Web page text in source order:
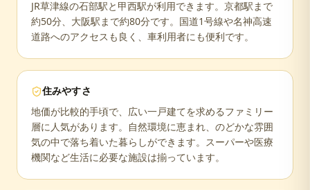
JR草津線の石部駅と甲西駅が利用できます。京都駅まで
約50分、大阪駅まで約80分です。国道1号線や名神高速
道路へのアクセスも良く、車利用者にも便利です。
住みやすさ
地価が比較的手頃で、広い一戸建てを求めるファミリー
層に人気があります。自然環境に恵まれ、のどかな雰囲
気の中で落ち着いた暮らしができます。スーパーや医療
機関など生活に必要な施設は揃っています。